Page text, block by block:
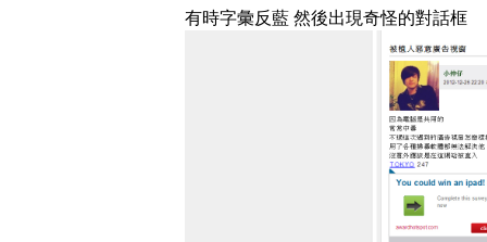
有時字彙反藍 然後出現奇怪的對話框